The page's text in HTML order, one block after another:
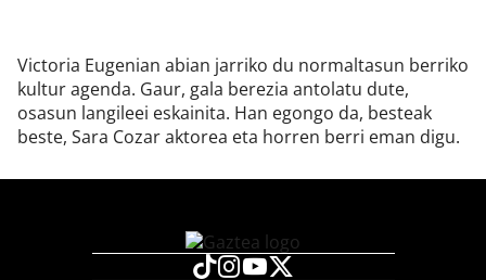
Victoria Eugenian abian jarriko du normaltasun berriko
kultur agenda. Gaur, gala berezia antolatu dute,
osasun langileei eskainita. Han egongo da, besteak
beste, Sara Cozar aktorea eta horren berri eman digu.